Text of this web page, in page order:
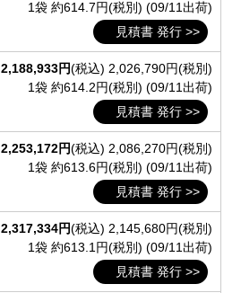
1袋 約614.7円(税別) (09/11出荷)
見積書 発行 >>
2,188,933円(税込) 2,026,790円(税別)
1袋 約614.2円(税別) (09/11出荷)
見積書 発行 >>
2,253,172円(税込) 2,086,270円(税別)
1袋 約613.6円(税別) (09/11出荷)
見積書 発行 >>
2,317,334円(税込) 2,145,680円(税別)
1袋 約613.1円(税別) (09/11出荷)
見積書 発行 >>